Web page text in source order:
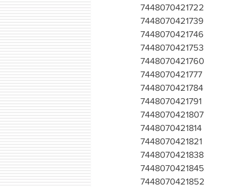
7448070421722
7448070421739
7448070421746
7448070421753
7448070421760
7448070421777
7448070421784
7448070421791
7448070421807
7448070421814
7448070421821
7448070421838
7448070421845
7448070421852